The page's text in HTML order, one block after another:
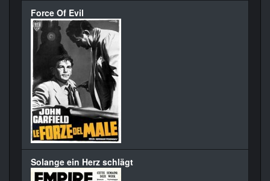
Force Of Evil
Solange ein Herz schlägt